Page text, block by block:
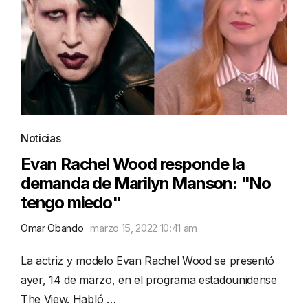
Noticias
Evan Rachel Wood responde la
demanda de Marilyn Manson: "No
tengo miedo"
Omar Obando marzo 15, 2022 10:41 am
La actriz y modelo Evan Rachel Wood se presentó
ayer, 14 de marzo, en el programa estadounidense
The View. Habló …